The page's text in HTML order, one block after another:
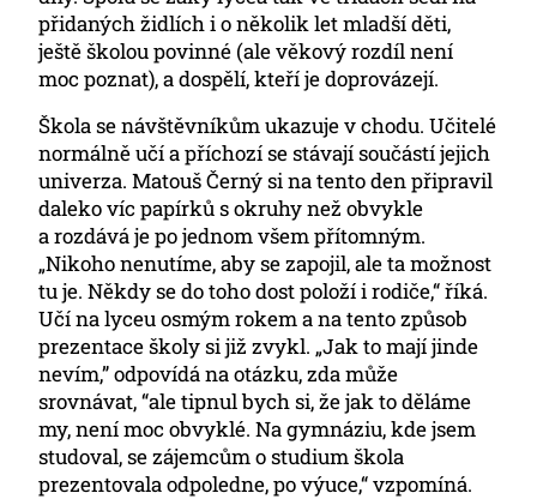
přidaných židlích i o několik let mladší děti,
ještě školou povinné (ale věkový rozdíl není
moc poznat), a dospělí, kteří je doprovázejí.
Škola se návštěvníkům ukazuje v chodu. Učitelé
normálně učí a příchozí se stávají součástí jejich
univerza. Matouš Černý si na tento den připravil
daleko víc papírků s okruhy než obvykle
a rozdává je po jednom všem přítomným.
„Nikoho nenutíme, aby se zapojil, ale ta možnost
tu je. Někdy se do toho dost položí i rodiče,“ říká.
Učí na lyceu osmým rokem a na tento způsob
prezentace školy si již zvykl. „Jak to mají jinde
nevím,” odpovídá na otázku, zda může
srovnávat, “ale tipnul bych si, že jak to děláme
my, není moc obvyklé. Na gymnáziu, kde jsem
studoval, se zájemcům o studium škola
prezentovala odpoledne, po výuce,“ vzpomíná.